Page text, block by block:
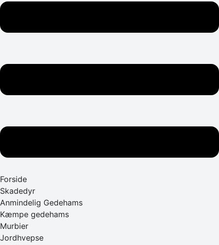
Forside
Skadedyr
Anmindelig Gedehams
Kæmpe gedehams
Murbier
Jordhvepse